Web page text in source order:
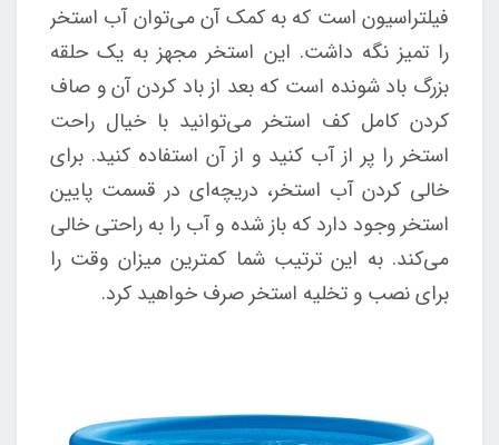
فیلتراسیون است که به کمک آن می‌توان آب استخر
را تمیز نگه داشت. این استخر مجهز به یک حلقه
بزرگ باد شونده است که بعد از باد کردن آن و صاف
کردن کامل کف استخر می‌توانید با خیال راحت
استخر را پر از آب کنید و از آن استفاده کنید. برای
خالی کردن آب استخر، دریچه‌ای در قسمت پایین
استخر وجود دارد که باز شده و آب را به راحتی خالی
می‌کند. به این ترتیب شما کمترین میزان وقت را
برای نصب و تخلیه استخر صرف خواهید کرد.